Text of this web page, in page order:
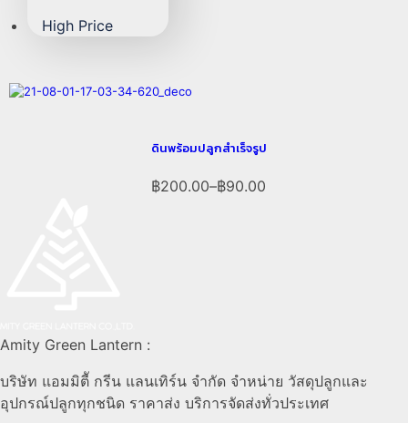
High Price
ดินพร้อมปลูกสำเร็จรูป
฿90.00
–
฿200.00
Amity Green Lantern :
บริษัท แอมมิตีั กรีน แลนเทิร์น จำกัด จำหน่าย วัสดุปลูกและ
อุปกรณ์ปลูกทุกชนิด ราคาส่ง บริการจัดส่งทั่วประเทศ